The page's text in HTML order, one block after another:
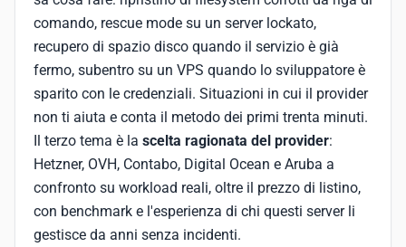
comando, rescue mode su un server lockato,
recupero di spazio disco quando il servizio è già
fermo, subentro su un VPS quando lo sviluppatore è
sparito con le credenziali. Situazioni in cui il provider
non ti aiuta e conta il metodo dei primi trenta minuti.
Il terzo tema è la scelta ragionata del provider:
Hetzner, OVH, Contabo, Digital Ocean e Aruba a
confronto su workload reali, oltre il prezzo di listino,
con benchmark e l'esperienza di chi questi server li
gestisce da anni senza incidenti.